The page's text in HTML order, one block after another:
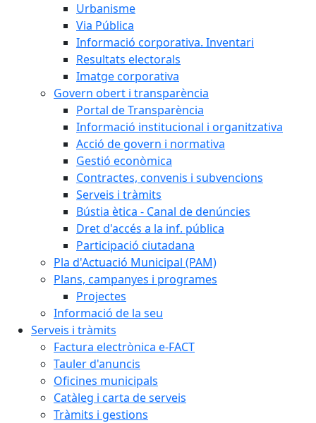
Urbanisme
Via Pública
Informació corporativa. Inventari
Resultats electorals
Imatge corporativa
Govern obert i transparència
Portal de Transparència
Informació institucional i organitzativa
Acció de govern i normativa
Gestió econòmica
Contractes, convenis i subvencions
Serveis i tràmits
Bústia ètica - Canal de denúncies
Dret d'accés a la inf. pública
Participació ciutadana
Pla d'Actuació Municipal (PAM)
Plans, campanyes i programes
Projectes
Informació de la seu
Serveis i tràmits
Factura electrònica e-FACT
Tauler d'anuncis
Oficines municipals
Catàleg i carta de serveis
Tràmits i gestions